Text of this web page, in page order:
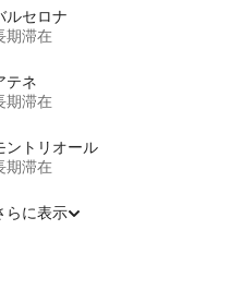
ルセロナ
期滞在
テネ
期滞在
ントリオール
期滞在
らに表示